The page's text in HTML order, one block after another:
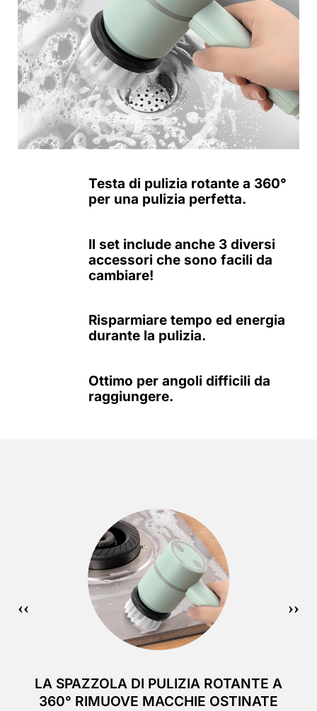
Testa di pulizia rotante a 360°
per una pulizia perfetta.
Il set include anche 3 diversi
accessori che sono facili da
cambiare!
Risparmiare tempo ed energia
durante la pulizia.
Ottimo per angoli difficili da
raggiungere.
LA SPAZZOLA DI PULIZIA ROTANTE A
360° RIMUOVE MACCHIE OSTINATE